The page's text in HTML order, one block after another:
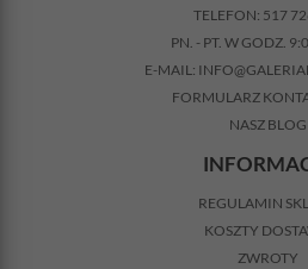
TELEFON: 517
PN. - PT. W GODZ.
E-MAIL:
FORMULARZ
NASZ BLOG
REGULAMIN
KOSZTY
ZWROTY